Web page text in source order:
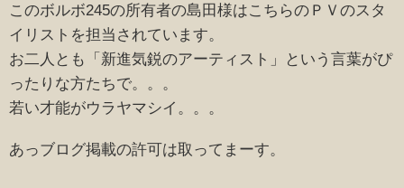
このボルボ245の所有者の島田様はこちらのＰＶのスタ
イリストを担当されています。
お二人とも「新進気鋭のアーティスト」という言葉がぴ
ったりな方たちで。。。
若い才能がウラヤマシイ。。。
あっブログ掲載の許可は取ってまーす。